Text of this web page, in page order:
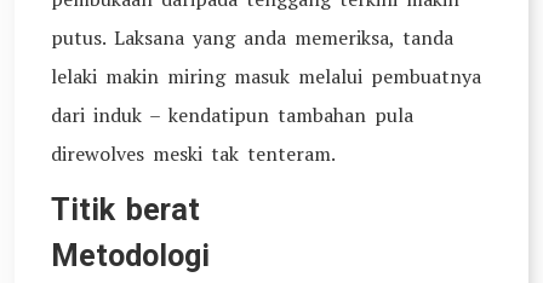
putus. Laksana yang anda memeriksa, tanda
lelaki makin miring masuk melalui pembuatnya
dari induk – kendatipun tambahan pula
direwolves meski tak tenteram.
Titik berat
Metodologi